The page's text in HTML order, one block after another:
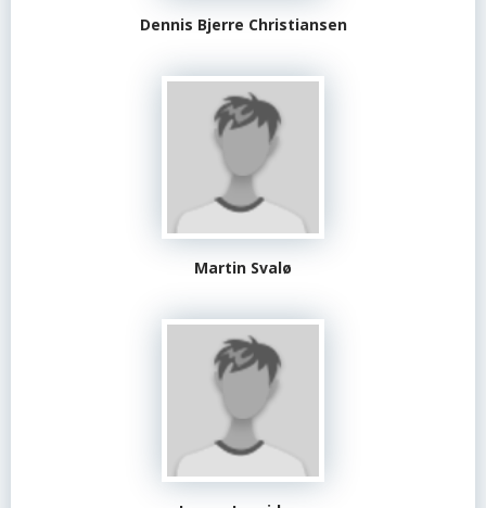
Dennis Bjerre Christiansen
Martin Svalø